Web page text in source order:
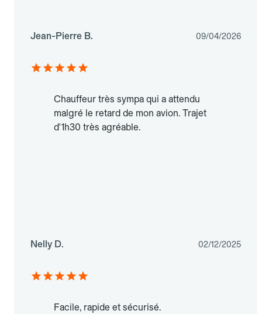
Jean-Pierre B. 09/04/2026
Chauffeur très sympa qui a attendu
malgré le retard de mon avion. Trajet
d'1h30 très agréable.
Nelly D. 02/12/2025
Facile, rapide et sécurisé.